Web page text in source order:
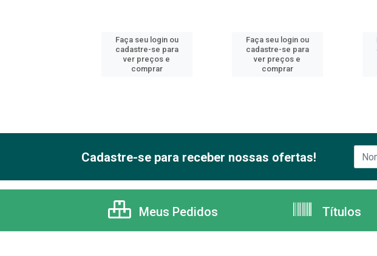
Faça seu login ou
cadastre-se para
ver preços e
comprar
Faça seu login ou
cadastre-se para
ver preços e
comprar
Cadastre-se para receber nossas ofertas!
Meus Pedidos Títulos